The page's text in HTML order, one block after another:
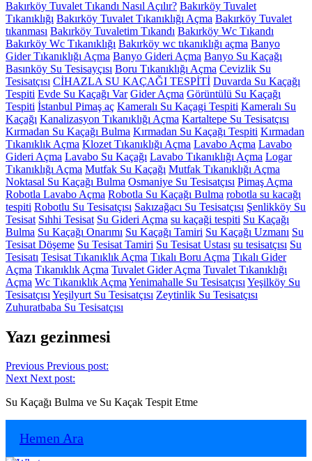
Bakırköy Tuvalet Tıkandı Nasıl Açılır? Bakırköy Tuvalet
Tıkanıklığı Bakırköy Tuvalet Tıkanıklığı Açma Bakırköy Tuvalet
tıkanması Bakırköy Tuvaletim Tıkandı Bakırköy Wc Tıkandı
Bakırköy Wc Tıkanıklığı Bakırköy wc tıkanıklığı açma Banyo
Gider Tıkanıklığı Açma Banyo Gideri Açma Banyo Su Kaçağı
Basınköy Su Tesisayçısı Boru Tıkanıklığı Açma Cevizlik Su
Tesisatçısı CİHAZLA SU KAÇAĞI TESPİTİ Duvarda Su Kaçağı
Tespiti Evde Su Kaçağı Var Gider Açma Görüntülü Su Kaçağı
Tespiti İstanbul Pimaş aç Kameralı Su Kaçagi Tespiti Kameralı Su
Kaçağı Kanalizasyon Tıkanıklığı Açma Kartaltepe Su Tesisatçısı
Kırmadan Su Kaçağı Bulma Kırmadan Su Kaçağı Tespiti Kırmadan
Tıkanıklık Açma Klozet Tıkanıklığı Açma Lavabo Açma Lavabo
Gideri Açma Lavabo Su Kaçağı Lavabo Tıkanıklığı Açma Logar
Tıkanıklığı Açma Mutfak Su Kaçağı Mutfak Tıkanıklığı Açma
Noktasal Su Kaçağı Bulma Osmaniye Su Tesisatçısı Pimaş Açma
Robotla Lavabo Açma Robotla Su Kaçağı Bulma robotla su kacağı
tespiti Robotlu Su Tesisatçısı Sakızağacı Su Tesisatçısı Şenlikköy Su
Tesisat Sıhhi Tesisat Su Gideri Açma su kaçaği tespiti Su Kaçağı
Bulma Su Kaçağı Onarımı Su Kaçağı Tamiri Su Kaçağı Uzmanı Su
Tesisat Döşeme Su Tesisat Tamiri Su Tesisat Ustası su tesisatçısı Su
Tesisatı Tesisat Tıkanıklık Açma Tıkalı Boru Açma Tıkalı Gider
Açma Tıkanıklık Açma Tuvalet Gider Açma Tuvalet Tıkanıklığı
Açma Wc Tıkanıklık Açma Yenimahalle Su Tesisatçısı Yeşilköy Su
Tesisatçısı Yeşilyurt Su Tesisatçısı Zeytinlik Su Tesisatçısı
Zuhuratbaba Su Tesisatçısı
Yazı gezinmesi
Previous Previous post:
Next Next post:
Su Kaçağı Bulma ve Su Kaçak Tespit Etme
Hemen Ara